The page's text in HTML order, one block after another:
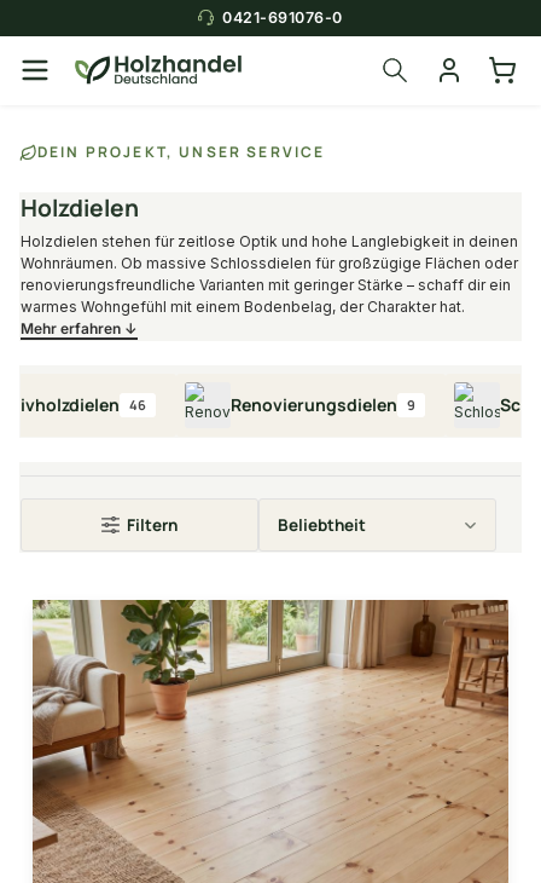
0421-691076-0
Sekunden das
DEIN PROJEKT, UNSER SERVICE
Holzdielen
Holzdielen stehen für zeitlose Optik und hohe Langlebigkeit in deinen
Wohnräumen. Ob massive Schlossdielen für großzügige Flächen oder
renovierungsfreundliche Varianten mit geringer Stärke – schaff dir ein
warmes Wohngefühl mit einem Bodenbelag, der Charakter hat.
Mehr erfahren ↓
46 Renovierungsdielen 9
Filtern